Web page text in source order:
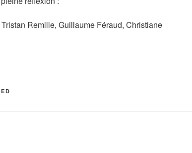
Remille, Guillaume Féraud, Christiane